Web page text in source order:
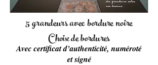
5 grandeurs avec bordure noire
Choix de bordures
Avec certificat d’authenticité, numéroté
et signé